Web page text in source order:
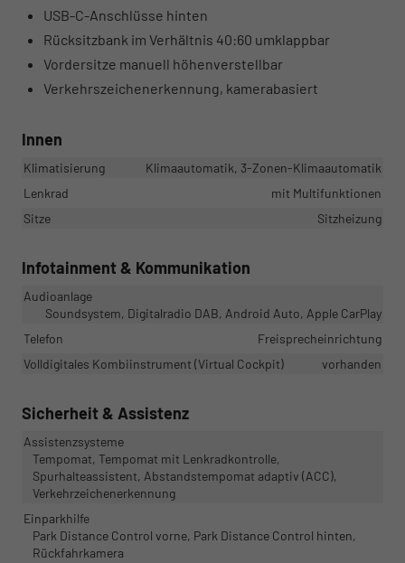
USB-C-Anschlüsse hinten
Rücksitzbank im Verhältnis 40:60 umklappbar
Vordersitze manuell höhenverstellbar
Verkehrszeichenerkennung, kamerabasiert
Innen
Klimatisierung
Klimaautomatik, 3-Zonen-Klimaautomatik
Lenkrad
mit Multifunktionen
Sitze
Sitzheizung
Infotainment & Kommunikation
Audioanlage
Soundsystem, Digitalradio DAB, Android Auto, Apple CarPlay
Telefon
Freisprecheinrichtung
Volldigitales Kombiinstrument (Virtual Cockpit)
vorhanden
Sicherheit & Assistenz
Assistenzsysteme
Tempomat, Tempomat mit Lenkradkontrolle,
Spurhalteassistent, Abstandstempomat adaptiv (ACC),
Verkehrzeichenerkennung
Einparkhilfe
Park Distance Control vorne, Park Distance Control hinten,
Rückfahrkamera